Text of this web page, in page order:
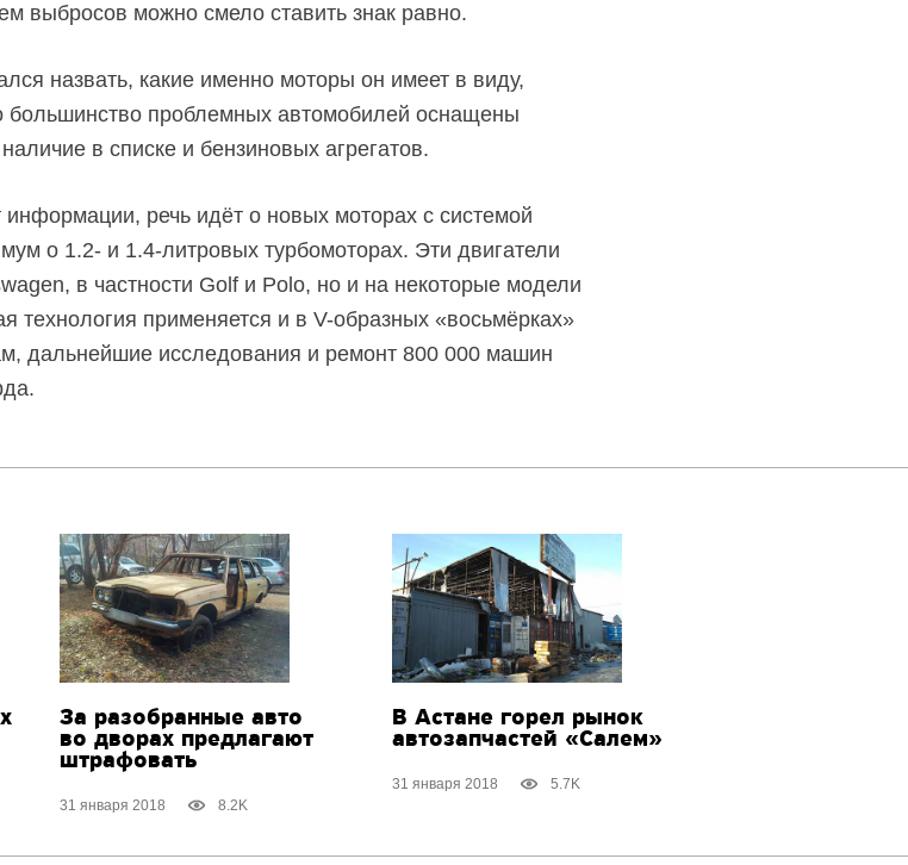
выбросов можно смело ставить знак равно.
назвать, какие именно моторы он имеет в виду,
большинство проблемных автомобилей оснащены
в списке и бензиновых агрегатов.
речь идёт о новых моторах с системой
о 1.2- и 1.4-литровых турбомоторах. Эти двигатели
в частности Golf и Polo, но и на некоторые модели
технология применяется и в V-образных «восьмёрках»
дальнейшие исследования и ремонт 800 000 машин
За разобранные авто
во дворах предлагают
штрафовать
31 января 2018 8.2K
В Астане горел рынок
автозапчастей «Салем»
31 января 2018 5.7K